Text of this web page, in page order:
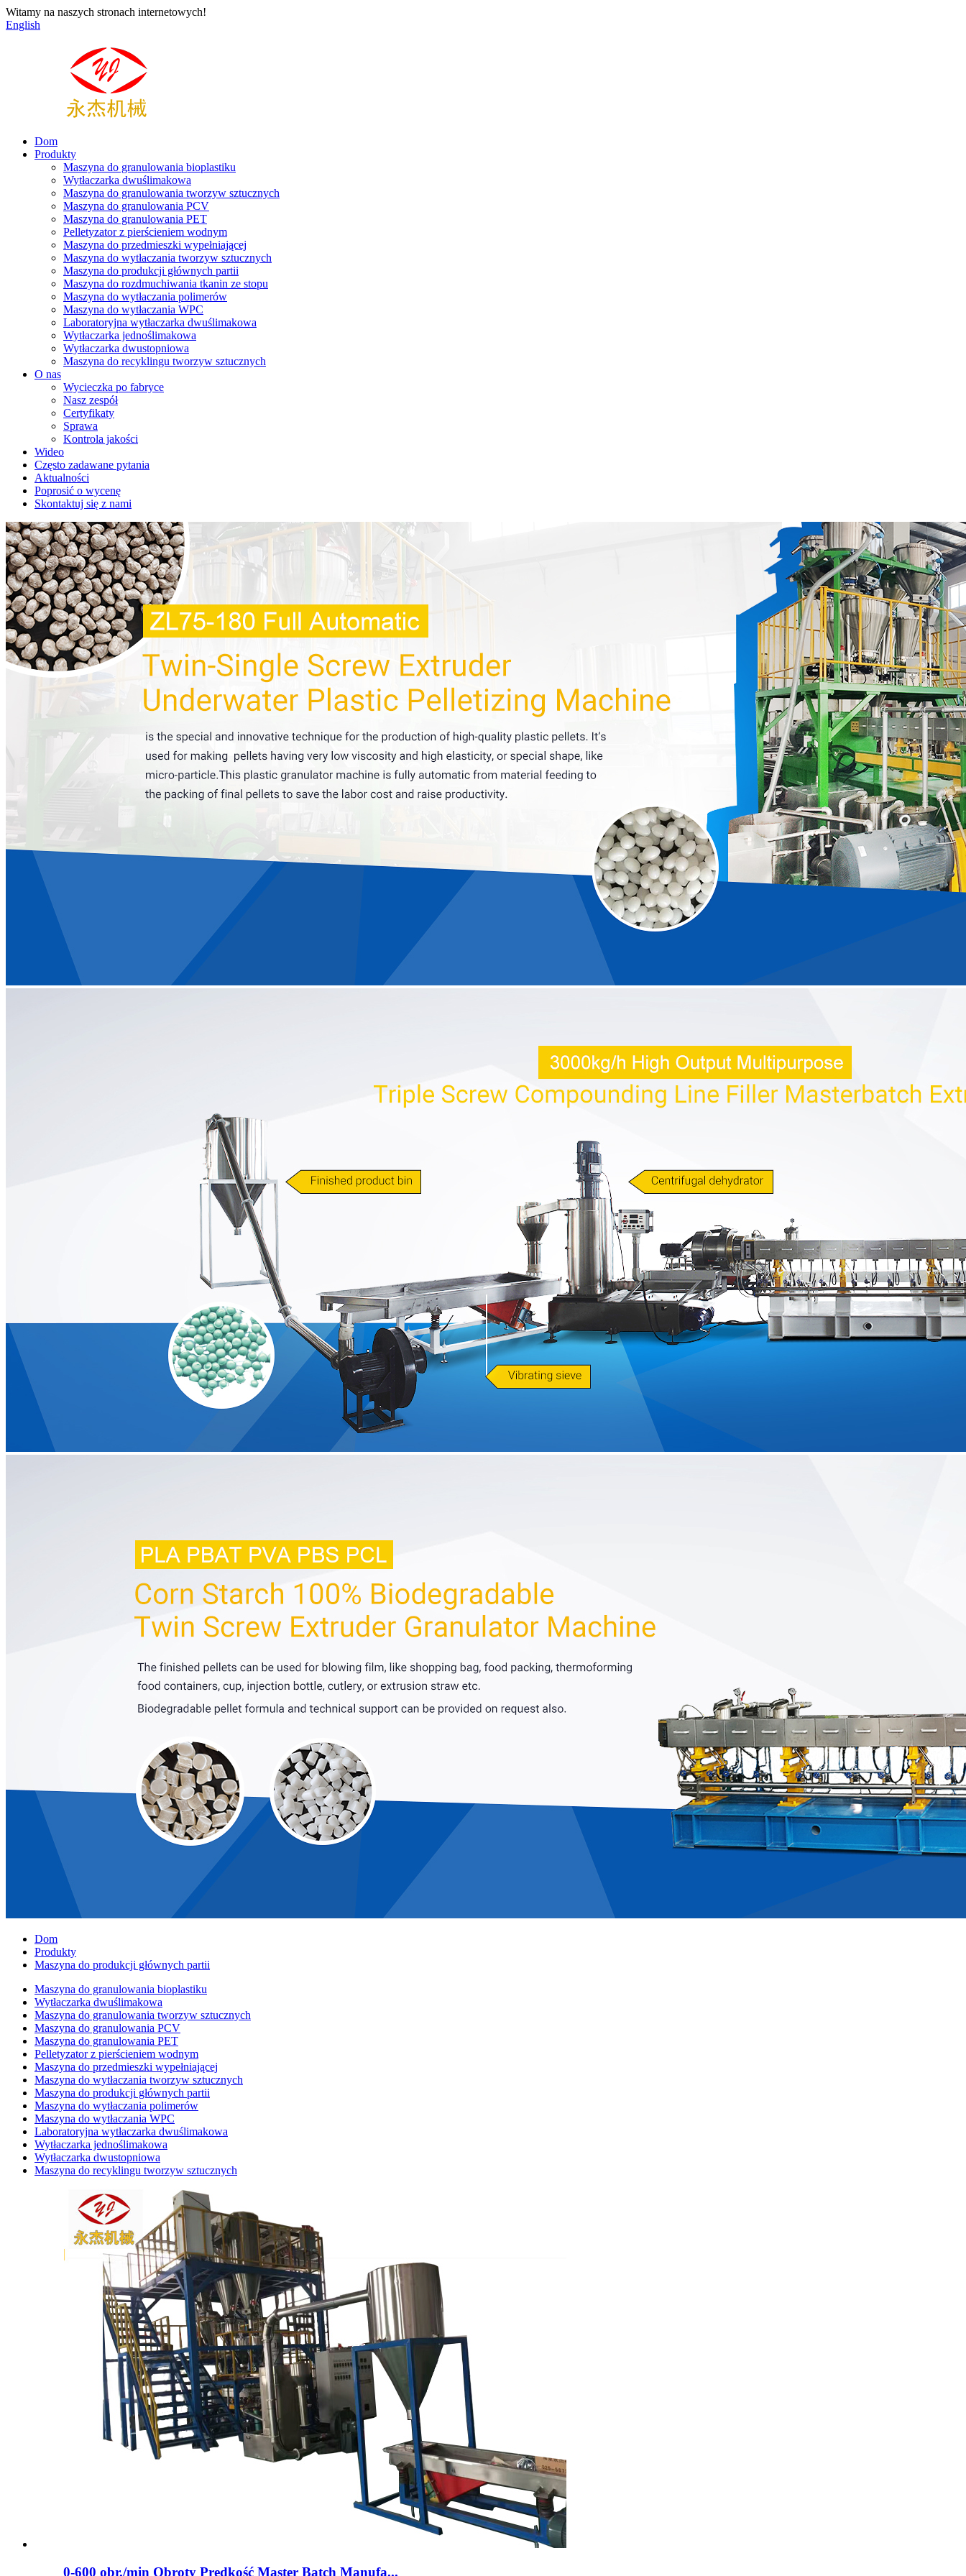
Witamy na naszych stronach internetowych!
English
Dom
Produkty
Maszyna do granulowania bioplastiku
Wytłaczarka dwuślimakowa
Maszyna do granulowania tworzyw sztucznych
Maszyna do granulowania PCV
Maszyna do granulowania PET
Pelletyzator z pierścieniem wodnym
Maszyna do przedmieszki wypełniającej
Maszyna do wytłaczania tworzyw sztucznych
Maszyna do produkcji głównych partii
Maszyna do rozdmuchiwania tkanin ze stopu
Maszyna do wytłaczania polimerów
Maszyna do wytłaczania WPC
Laboratoryjna wytłaczarka dwuślimakowa
Wytłaczarka jednoślimakowa
Wytłaczarka dwustopniowa
Maszyna do recyklingu tworzyw sztucznych
O nas
Wycieczka po fabryce
Nasz zespół
Certyfikaty
Sprawa
Kontrola jakości
Wideo
Często zadawane pytania
Aktualności
Poprosić o wycenę
Skontaktuj się z nami
Dom
Produkty
Maszyna do produkcji głównych partii
Maszyna do granulowania bioplastiku
Wytłaczarka dwuślimakowa
Maszyna do granulowania tworzyw sztucznych
Maszyna do granulowania PCV
Maszyna do granulowania PET
Pelletyzator z pierścieniem wodnym
Maszyna do przedmieszki wypełniającej
Maszyna do wytłaczania tworzyw sztucznych
Maszyna do produkcji głównych partii
Maszyna do wytłaczania polimerów
Maszyna do wytłaczania WPC
Laboratoryjna wytłaczarka dwuślimakowa
Wytłaczarka jednoślimakowa
Wytłaczarka dwustopniowa
Maszyna do recyklingu tworzyw sztucznych
0-600 obr./min Obroty Prędkość Master Batch Manufa...